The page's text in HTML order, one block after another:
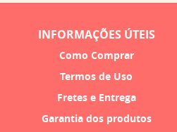
INFORMAÇÕES ÚTEIS
Como Comprar
Termos de Uso
Fretes e Entrega
Garantia dos produtos